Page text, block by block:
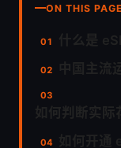
ON THIS PAGE